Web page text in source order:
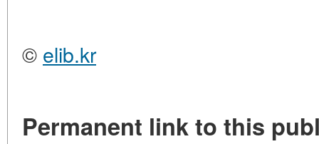
© elib.kr
Permanent link to this